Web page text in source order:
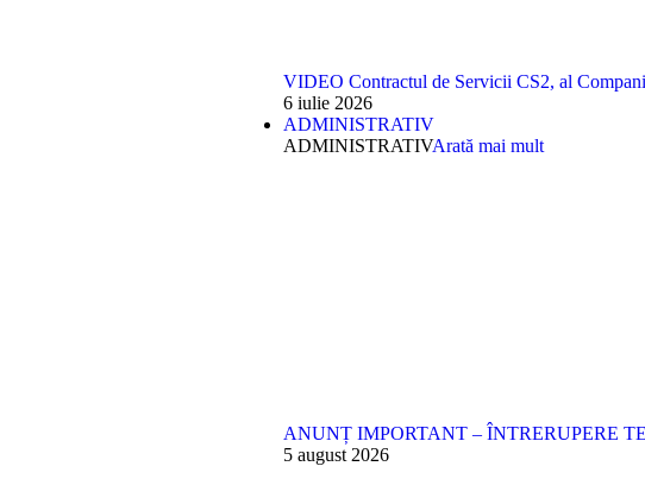
VIDEO Contractul de Servicii CS2, al
6 iulie 2026
ADMINISTRATIV
ADMINISTRATIVArată mai mult
ANUNȚ IMPORTANT – ÎNTRERUPERE
5 august 2026